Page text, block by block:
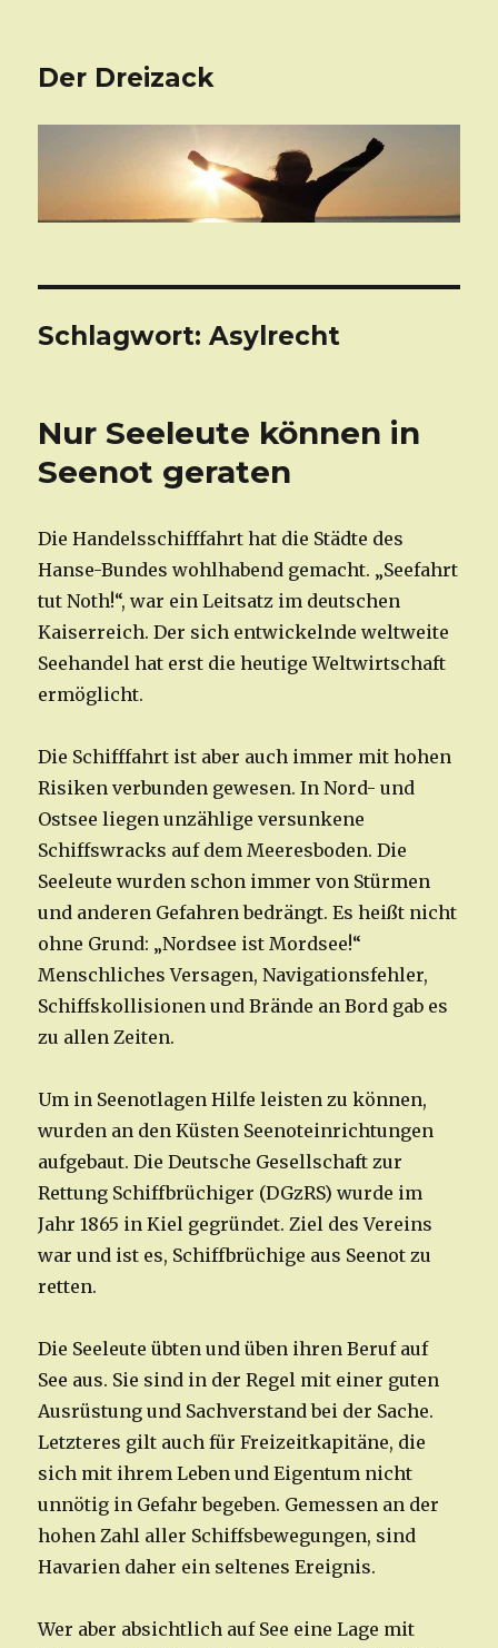
Der Dreizack
Schlagwort: Asylrecht
Nur Seeleute können in
Seenot geraten
Die Handelsschifffahrt hat die Städte des
Hanse-Bundes wohlhabend gemacht. „Seefahrt
tut Noth!“, war ein Leitsatz im deutschen
Kaiserreich. Der sich entwickelnde weltweite
Seehandel hat erst die heutige Weltwirtschaft
ermöglicht.
Die Schifffahrt ist aber auch immer mit hohen
Risiken verbunden gewesen. In Nord- und
Ostsee liegen unzählige versunkene
Schiffswracks auf dem Meeresboden. Die
Seeleute wurden schon immer von Stürmen
und anderen Gefahren bedrängt. Es heißt nicht
ohne Grund: „Nordsee ist Mordsee!“
Menschliches Versagen, Navigationsfehler,
Schiffskollisionen und Brände an Bord gab es
zu allen Zeiten.
Um in Seenotlagen Hilfe leisten zu können,
wurden an den Küsten Seenoteinrichtungen
aufgebaut. Die Deutsche Gesellschaft zur
Rettung Schiffbrüchiger (DGzRS) wurde im
Jahr 1865 in Kiel gegründet. Ziel des Vereins
war und ist es, Schiffbrüchige aus Seenot zu
retten.
Die Seeleute übten und üben ihren Beruf auf
See aus. Sie sind in der Regel mit einer guten
Ausrüstung und Sachverstand bei der Sache.
Letzteres gilt auch für Freizeitkapitäne, die
sich mit ihrem Leben und Eigentum nicht
unnötig in Gefahr begeben. Gemessen an der
hohen Zahl aller Schiffsbewegungen, sind
Havarien daher ein seltenes Ereignis.
Wer aber absichtlich auf See eine Lage mit